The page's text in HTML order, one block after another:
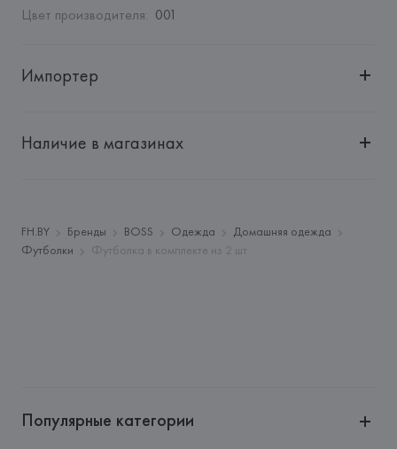
Цвет производителя: 001
Импортер
"Авикойл Интернешнл"
Адрес:
ГЕРМАНИЯ, HUGO BOSS AG, Dieselstrasse 12, D-
72555 Metzingen,
Наличие в магазинах
FH.BY Бренды BOSS Одежда
Домашняя одежда
Футболки
Футболка в комплекте из 2 шт
Популярные категории